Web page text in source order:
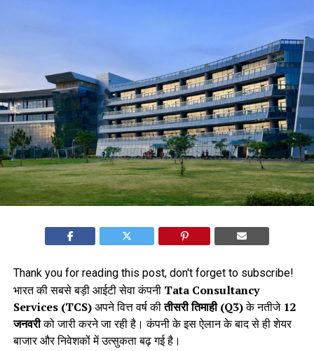
Thank you for reading this post, don't forget to subscribe!
भारत की सबसे बड़ी आईटी सेवा कंपनी Tata Consultancy
Services (TCS)अपने वित्त वर्ष कीतीसरी तिमाही (Q3)के नतीजे 12
जनवरीको जारी करने जा रही है। कंपनी के इस ऐलान के बाद से ही शेयर
बाजार और निवेशकों में उत्सुकता बढ़ गई है।